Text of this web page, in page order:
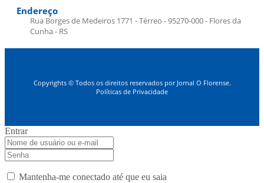
Endereço
Rua Borges de Medeiros 1771 - Térreo - 95270-000 - Flores da
Cunha - RS
Copyrights © Todos os direitos reservados por Jornal O Florense.
Políticas de Privacidade
Entrar
Mantenha-me conectado até que eu saia